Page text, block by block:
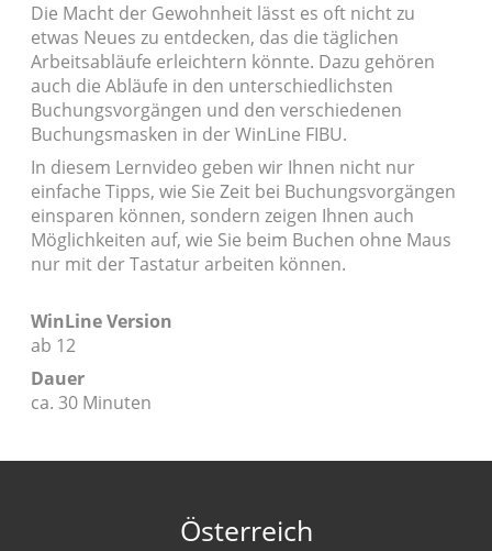
Die Macht der Gewohnheit lässt es oft nicht zu
etwas Neues zu entdecken, das die täglichen
Arbeitsabläufe erleichtern könnte. Dazu gehören
auch die Abläufe in den unterschiedlichsten
Buchungsvorgängen und den verschiedenen
Buchungsmasken in der WinLine FIBU.
In diesem Lernvideo geben wir Ihnen nicht nur
einfache Tipps, wie Sie Zeit bei Buchungsvorgängen
einsparen können, sondern zeigen Ihnen auch
Möglichkeiten auf, wie Sie beim Buchen ohne Maus
nur mit der Tastatur arbeiten können.
WinLine Version
ab 12
Dauer
ca. 30 Minuten
Österreich